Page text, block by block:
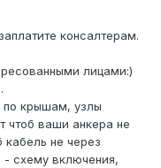
консалтерам.
лицами:)
по крышам, узлы
чтоб ваши анкера не
кабель не через
- схему включения,